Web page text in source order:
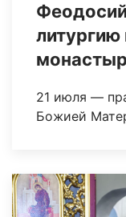
21 июля —
Божией